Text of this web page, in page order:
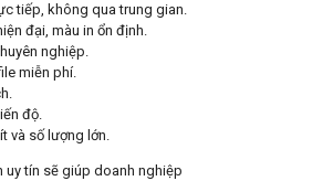
tiếp, không qua trung gian.
đại, màu in ổn định.
nghiệp.
miễn phí.
độ.
và số lượng lớn.
uy tín sẽ giúp doanh nghiệp